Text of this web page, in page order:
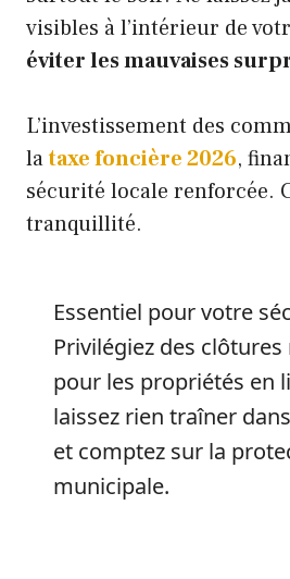
visibles à l’intérieur de
éviter les mauvaises
L’investissement des
lataxe foncière 2026,
sécurité locale renforcée.
tranquillité.
Essentiel pour votre
Privilégiez des
pour les propriétés en
laissez rien traîner
et comptez sur la
municipale.